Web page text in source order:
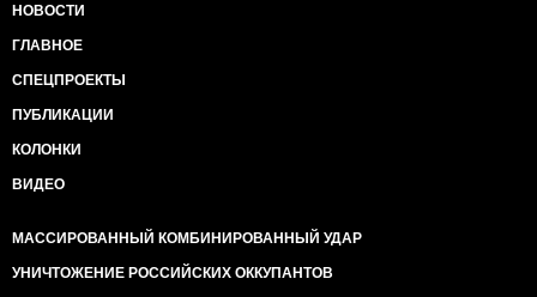
НОВОСТИ
ГЛАВНОЕ
СПЕЦПРОЕКТЫ
ПУБЛИКАЦИИ
КОЛОНКИ
ВИДЕО
МАССИРОВАННЫЙ КОМБИНИРОВАННЫЙ УДАР
УНИЧТОЖЕНИЕ РОССИЙСКИХ ОККУПАНТОВ